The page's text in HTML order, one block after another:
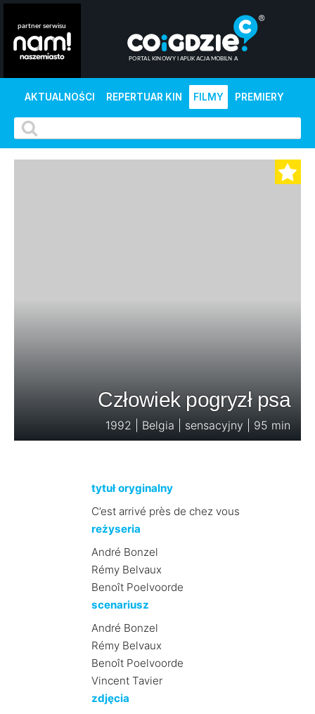
AKTUALNOŚCI REPERTUAR KIN FILMY PREMIERY
Człowiek pogryzł psa
1992 | Belgia | sensacyjny | 95 min
tytuł oryginalny
C’est arrivé près de chez vous
reżyseria
André Bonzel
Rémy Belvaux
Benoît Poelvoorde
scenariusz
André Bonzel
Rémy Belvaux
Benoît Poelvoorde
Vincent Tavier
zdjęcia